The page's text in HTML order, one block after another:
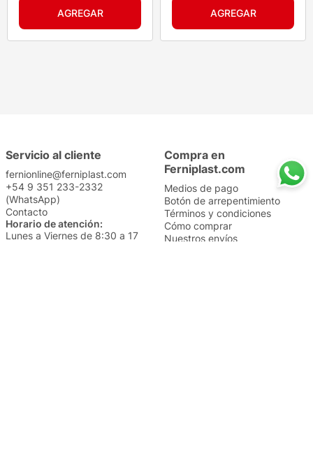
Servicio al cliente
fernionline@ferniplast.com
+54 9 351 233-2332
(WhatsApp)
Contacto
Horario de atención:
Lunes a Viernes de 8:30 a 17
Compra en
Ferniplast.com
Medios de pago
Botón de arrepentimiento
Términos y condiciones
Cómo comprar
Nuestros envíos